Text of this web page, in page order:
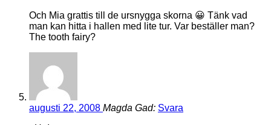
Och Mia grattis till de ursnygga skorna 😀 Tänk vad
man kan hitta i hallen med lite tur. Var beställer man?
The tooth fairy?
augusti 22, 2008 Magda Gad: Svara